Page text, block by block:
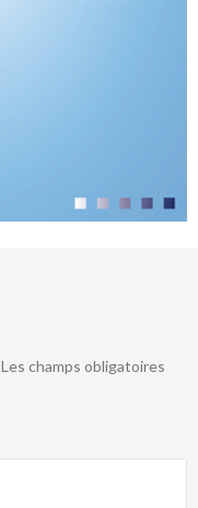
Les champs obligatoires